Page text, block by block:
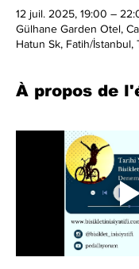
12 juil. 2025, 19:00 –
Gülhane Garden Otel,
Hatun Sk, Fatih/İstanbul,
À propos de